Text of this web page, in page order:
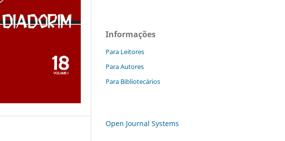
Informações
Para Leitores
Para Autores
Para Bibliotecários
Open Journal Systems